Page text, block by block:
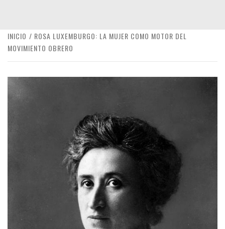
INICIO
ROSA LUXEMBURGO: LA MUJER COMO MOTOR DEL
MOVIMIENTO OBRERO